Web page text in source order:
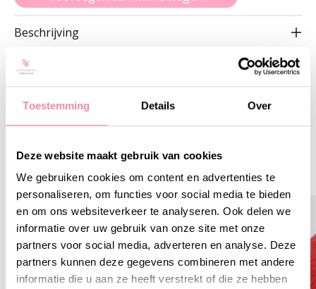
Toestemming Details Over
Deze website maakt gebruik van cookies
We gebruiken cookies om content en advertenties te
personaliseren, om functies voor social media te bieden
en om ons websiteverkeer te analyseren. Ook delen we
informatie over uw gebruik van onze site met onze
partners voor social media, adverteren en analyse. Deze
partners kunnen deze gegevens combineren met andere
informatie die u aan ze heeft verstrekt of die ze hebben
Beschrijving
Gerelateerde producten
Carousel items